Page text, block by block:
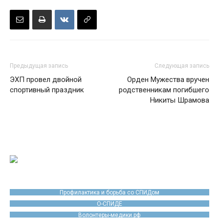
Предыдущая запись
ЭХП провел двойной
спортивный праздник
Следующая запись
Орден Мужества вручен
родственникам погибшего
Никиты Шрамова
Профилактика и борьба со СПИДом
О-СПИДЕ
Волонтеры-медики.рф